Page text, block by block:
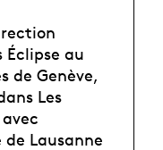
au
de Genève,
Les
Lausanne